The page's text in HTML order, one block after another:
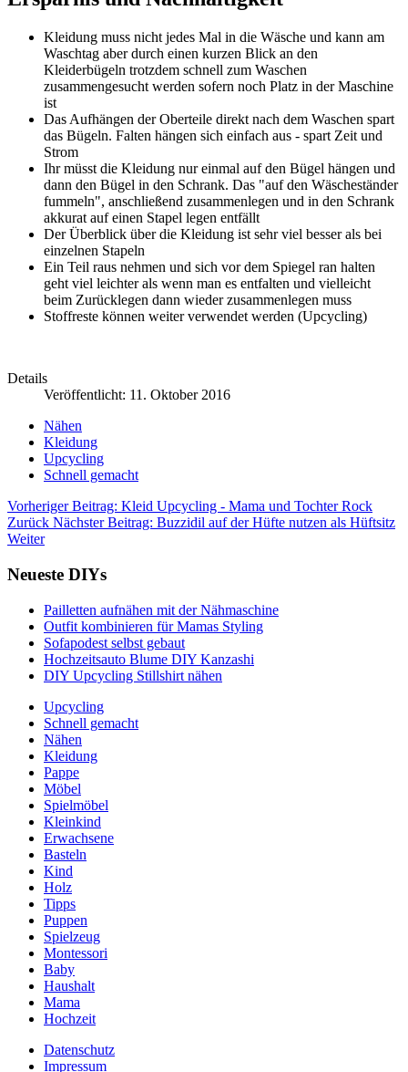
Kleidung muss nicht jedes Mal in die Wäsche und kann am
Waschtag aber durch einen kurzen Blick an den
Kleiderbügeln trotzdem schnell zum Waschen
zusammengesucht werden sofern noch Platz in der Maschine
ist
Das Aufhängen der Oberteile direkt nach dem Waschen spart
das Bügeln. Falten hängen sich einfach aus - spart Zeit und
Strom
Ihr müsst die Kleidung nur einmal auf den Bügel hängen und
dann den Bügel in den Schrank. Das "auf den Wäscheständer
fummeln", anschließend zusammenlegen und in den Schrank
akkurat auf einen Stapel legen entfällt
Der Überblick über die Kleidung ist sehr viel besser als bei
einzelnen Stapeln
Ein Teil raus nehmen und sich vor dem Spiegel ran halten
geht viel leichter als wenn man es entfalten und vielleicht
beim Zurücklegen dann wieder zusammenlegen muss
Stoffreste können weiter verwendet werden (Upcycling)
Details
Veröffentlicht: 11. Oktober 2016
Nähen
Kleidung
Upcycling
Schnell gemacht
Vorheriger Beitrag: Kleid Upcycling - Mama und Tochter Rock
Zurück Nächster Beitrag: Buzzidil auf der Hüfte nutzen als Hüftsitz
Weiter
Neueste DIYs
Pailletten aufnähen mit der Nähmaschine
Outfit kombinieren für Mamas Styling
Sofapodest selbst gebaut
Hochzeitsauto Blume DIY Kanzashi
DIY Upcycling Stillshirt nähen
Upcycling
Schnell gemacht
Nähen
Kleidung
Pappe
Möbel
Spielmöbel
Kleinkind
Erwachsene
Basteln
Kind
Holz
Tipps
Puppen
Spielzeug
Montessori
Baby
Haushalt
Mama
Hochzeit
Datenschutz
Impressum